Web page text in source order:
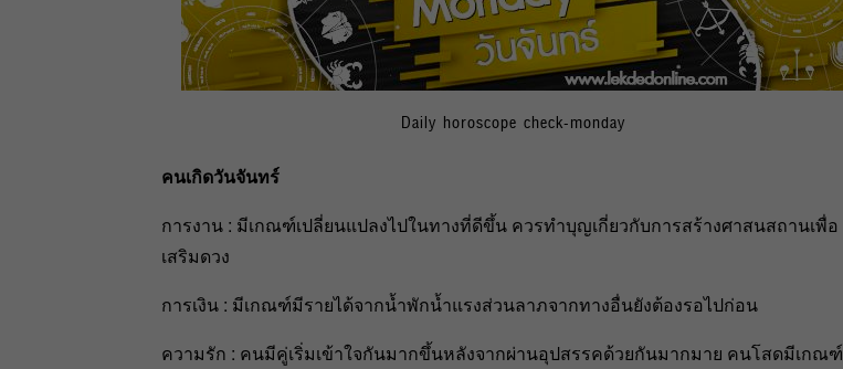
Daily horoscope check-monday
คนเกิดวันจันทร์
การงาน : มีเกณฑ์เปลี่ยนแปลงไปในทางที่ดีขึ้น ควรทำบุญเกี่ยวกับการสร้างศาสนสถานเพื่อ
เสริมดวง
การเงิน : มีเกณฑ์มีรายได้จากน้ำพักน้ำแรงส่วนลาภจากทางอื่นยังต้องรอไปก่อน
ความรัก : คนมีคู่เริ่มเข้าใจกันมากขึ้นหลังจากผ่านอุปสรรคด้วยกันมากมาย คนโสดมีเกณฑ์